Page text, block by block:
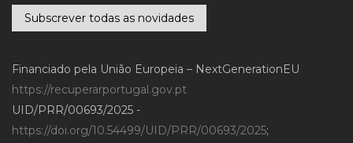
Subscrever todas as novidades
Financiado pela União Europeia – NextGenerationEU
https://recuperarportugal.gov.pt
UID/PRR/00693/2025 -
https://doi.org/10.54499/UID/PRR/00693/2025;